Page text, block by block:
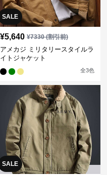
SALE
¥5,640 ¥7330(割引前)
アメカジ ミリタリースタイルラ
イトジャケット
全3色
SALE